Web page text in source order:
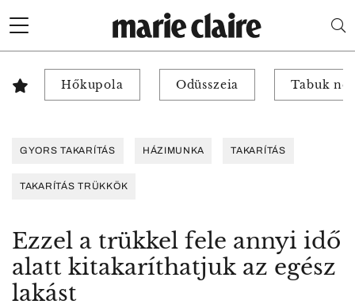
Hőkupola Odüsszeia Tabuk
GYORS TAKARÍTÁS HÁZIMUNKA TAKARÍTÁS
TAKARÍTÁS TRÜKKÖK
Ezzel a trükkel fele annyi idő
alatt kitakaríthatjuk az egész
lakást